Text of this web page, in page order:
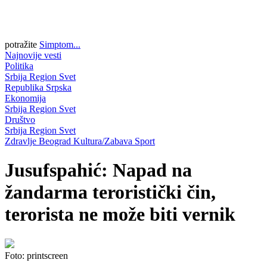
potražite Simptom...
Najnovije vesti
Politika
Srbija Region Svet
Republika Srpska
Ekonomija
Srbija Region Svet
Društvo
Srbija Region Svet
Zdravlje Beograd Kultura/Zabava Sport
Jusufspahić: Napad na
žandarma teroristički čin,
terorista ne može biti vernik
Foto: printscreen